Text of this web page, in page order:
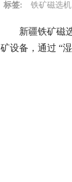
标签: 铁矿磁选机
新疆铁矿磁
矿设备，通过 “